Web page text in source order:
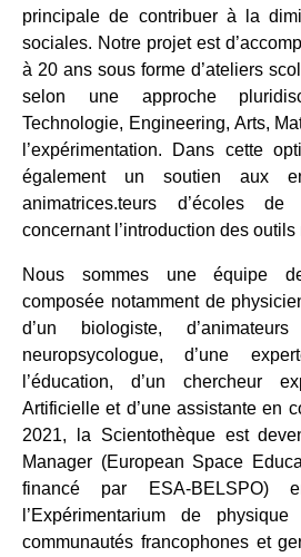
principale de contribuer à la
sociales. Notre projet est
à 20 ans sous forme d’ateliers
selon une approche
Technologie, Engineering, Arts,
l’expérimentation. Dans cette
également un soutien aux
animatrices.teurs d’écoles de
concernant l’introduction des outils
Nous sommes une équipe
composée notamment de
d’un biologiste,
neuropsycologue, d’une
l’éducation, d’un chercheur
Artificielle et d’une assistante en
2021, la Scientothèque est
Manager (European Space
financé par ESA-BELSPO)
l’Expérimentarium de
communautés francophones et